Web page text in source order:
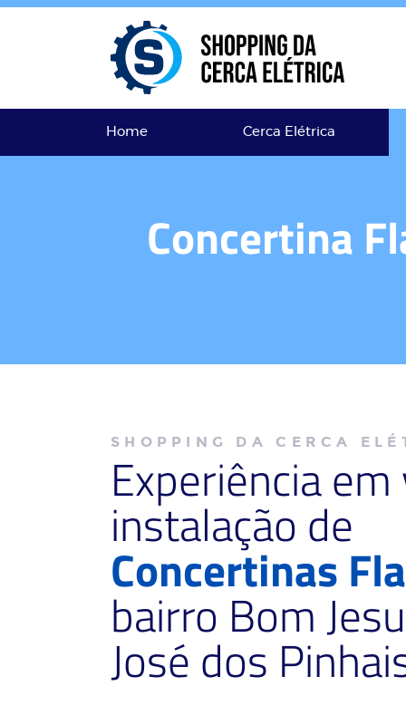
Home Cerca Elétrica
Concertina
SHOPPING DA CERCA
Experiência
instalação de
Concertinas
bairro Bom
José dos